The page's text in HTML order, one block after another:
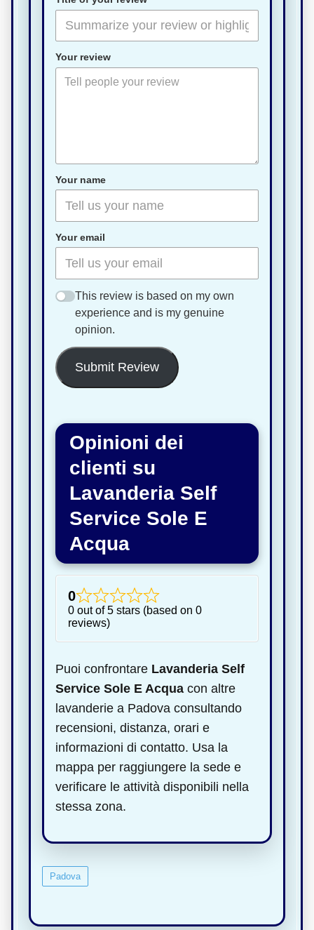
Your review
Your name
Your email
This review is based on my own
experience and is my genuine
opinion.
Submit Review
Opinioni dei
clienti su
Lavanderia Self
Service Sole E
Acqua
0
0 out of 5 stars (based on 0
reviews)
Puoi confrontare Lavanderia Self
Service Sole E Acqua con altre
lavanderie a Padova consultando
recensioni, distanza, orari e
informazioni di contatto. Usa la
mappa per raggiungere la sede e
verificare le attività disponibili nella
stessa zona.
Padova